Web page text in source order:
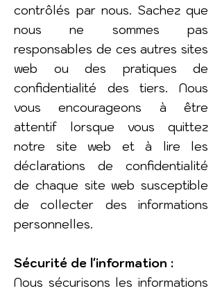
contrôlés par nous. Sachez que
nous ne sommes pas
responsables de ces autres sites
web ou des pratiques de
confidentialité des tiers. Nous
vous encourageons à être
attentif lorsque vous quittez
notre site web et à lire les
déclarations de confidentialité
de chaque site web susceptible
de collecter des informations
personnelles.
Sécurité de l'information :
Nous sécurisons les informations